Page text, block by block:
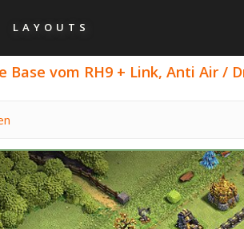
LAYOUTS
Base vom RH9 + Link, Anti Air /